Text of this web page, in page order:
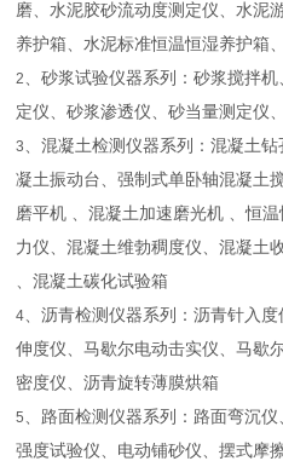
磨、水泥胶砂流动度测定仪、水泥
养护箱、水泥标准恒温恒湿养护箱
2、砂浆试验仪器系列：砂浆搅拌
定仪、砂浆渗透仪、砂当量测定仪
3、混凝土检测仪器系列：混凝土
凝土振动台、强制式单卧轴混凝土
磨平机 、混凝土加速磨光机 、恒
力仪、混凝土维勃稠度仪、混凝土
、混凝土碳化试验箱
4、沥青检测仪器系列：沥青针入
伸度仪、马歇尔电动击实仪、马歇
密度仪、沥青旋转薄膜烘箱
5、路面检测仪器系列：路面弯沉
强度试验仪、电动铺砂仪、摆式摩